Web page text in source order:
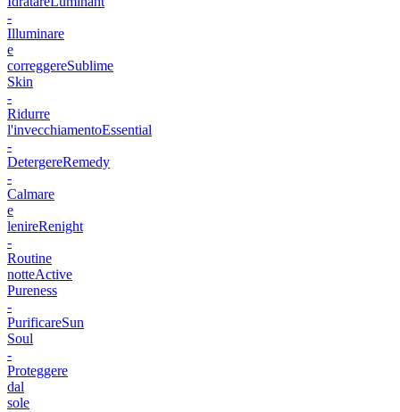
-
Illuminare
e
correggereSublime
Skin
-
Ridurre
l'invecchiamentoEssential
-
DetergereRemedy
-
Calmare
e
lenireRenight
-
Routine
notteActive
Pureness
-
PurificareSun
Soul
-
Proteggere
dal
sole